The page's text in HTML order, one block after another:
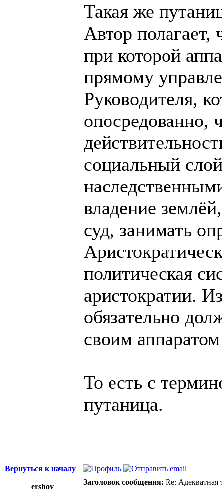
Такая же
Автор полагает,
при которой
прямому
Руководителя,
опосредованно,
социальный
владение
суд, занимать
политическая
аристократии.
обязательно
своим
То есть с
путаница.
Вернуться к началу
ershov
Заголовок сообщения: Re: Адекватная